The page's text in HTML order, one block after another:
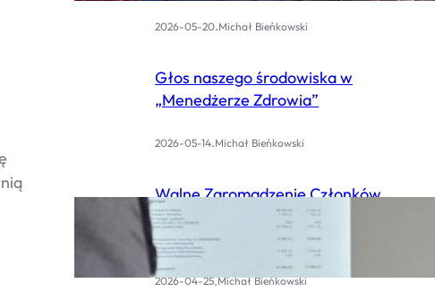
2026-05-20.Michał Bieńkowski
Głos naszego środowiska w
„Menedżerze Zdrowia”
2026-05-14.Michał Bieńkowski
Walne Zgromadzenie Członków
Oddziału Warszawskiego STOMOZ
– relacja
2026-04-25.Michał Bieńkowski